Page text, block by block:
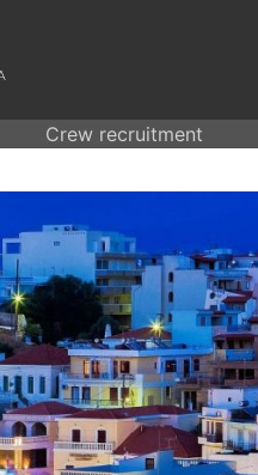
Crew recruitment